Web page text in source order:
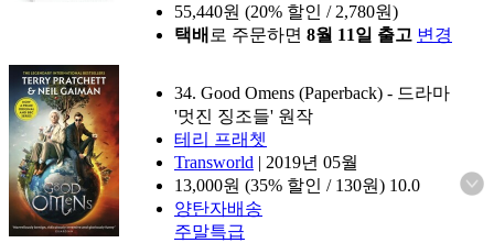
55,440원 (20% 할인 / 2,780원)
택배 로 주문하면 8월 11일 출고 변경
34. Good Omens (Paperback) - 드라마
'멋진 징조들' 원작
테리 프래쳇
Transworld | 2019년 05월
13,000원 (35% 할인 / 130원) 10.0
양탄자배송
주말특급